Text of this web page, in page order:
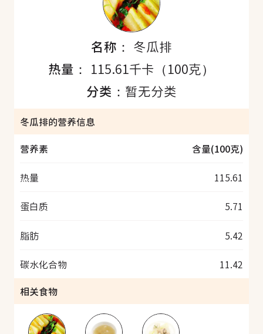
名称： 冬瓜排
热量： 115.61千卡（100克）
分类： 暂无分类
冬瓜排的营养信息
营养素
含量(100克)
热量 115.61
蛋白质 5.71
脂肪 5.42
碳水化合物
11.42
相关食物